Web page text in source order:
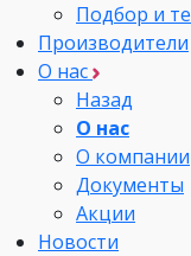
Подбор и
Производители
О нас
Назад
О нас
О компании
Документы
Акции
Новости